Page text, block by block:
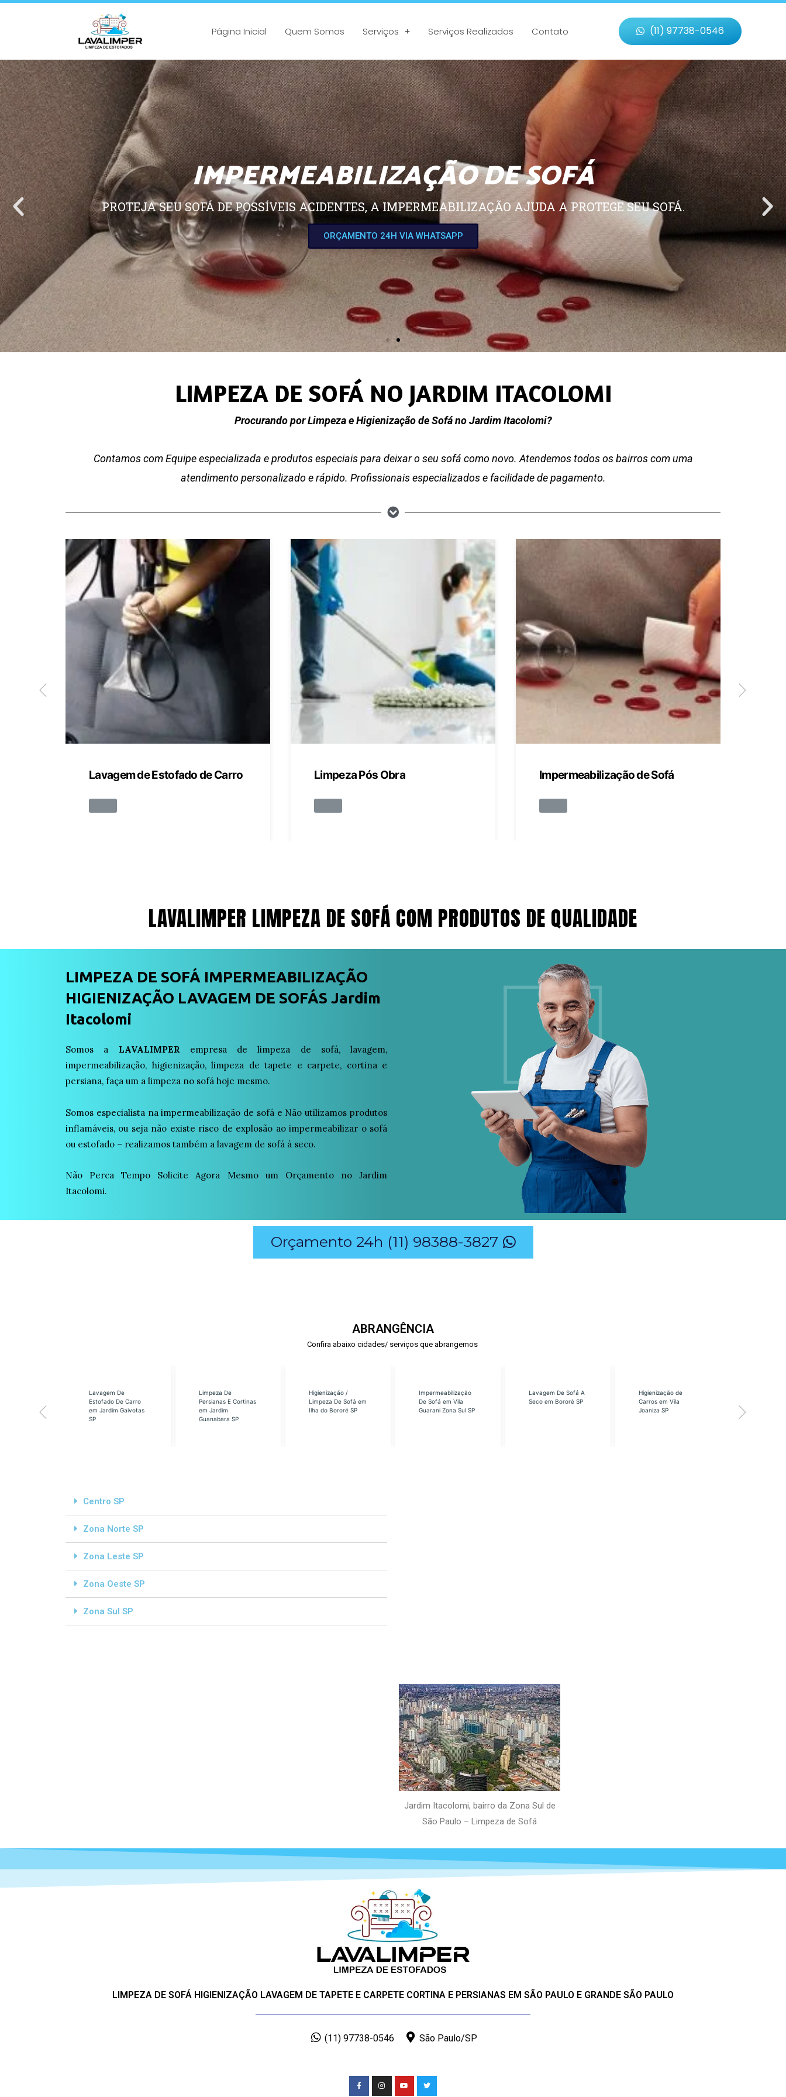
Página Inicial Quem Somos Serviços Serviços Realizados Contato (11) 97738-0546
IMPERMEABILIZAÇÃO DE SOFÁ
PROTEJA SEU SOFÁ DE POSSÍVEIS ACIDENTES, A IMPERMEABILIZAÇÃO AJUDA A PROTEGE SEU SOFÁ.
ORÇAMENTO 24H VIA WHATSAPP
LIMPEZA DE SOFÁ NO JARDIM ITACOLOMI
Procurando por Limpeza e Higienização de Sofá no Jardim Itacolomi?
Contamos com Equipe especializada e produtos especiais para deixar o seu sofá como novo. Atendemos todos os bairros com uma
atendimento personalizado e rápido. Profissionais especializados e facilidade de pagamento.
Lavagem de Estofado de Carro Limpeza Pós Obra Impermeabilização de Sofá
LAVALIMPER LIMPEZA DE SOFÁ COM PRODUTOS DE QUALIDADE
LIMPEZA DE SOFÁ IMPERMEABILIZAÇÃO
HIGIENIZAÇÃO LAVAGEM DE SOFÁS Jardim
Itacolomi
Somos a LAVALIMPER empresa de limpeza de sofá, lavagem,
impermeabilização, higienização, limpeza de tapete e carpete, cortina e
persiana, faça um a limpeza no sofá hoje mesmo.
Somos especialista na impermeabilização de sofá e Não utilizamos produtos
inflamáveis, ou seja não existe risco de explosão ao impermeabilizar o sofá
ou estofado – realizamos também a lavagem de sofá à seco.
Não Perca Tempo Solicite Agora Mesmo um Orçamento no Jardim
Itacolomi.
Orçamento 24h (11) 98388-3827
ABRANGÊNCIA
Confira abaixo cidades/ serviços que abrangemos
Lavagem De
Estofado De Carro
em Jardim Gaivotas
SP
Limpeza De
Persianas E Cortinas
em Jardim
Guanabara SP
Higienização /
Limpeza De Sofá em
Ilha do Bororé SP
Impermeabilização
De Sofá em Vila
Guarani Zona Sul SP
Lavagem De Sofá A
Seco em Bororé SP
Higienização de
Carros em Vila
Joaniza SP
Centro SP
Zona Norte SP
Zona Leste SP
Zona Oeste SP
Zona Sul SP
Jardim Itacolomi, bairro da Zona Sul de
São Paulo – Limpeza de Sofá
LIMPEZA DE SOFÁ HIGIENIZAÇÃO LAVAGEM DE TAPETE E CARPETE CORTINA E PERSIANAS EM SÃO PAULO E GRANDE SÃO PAULO
(11) 97738-0546 São Paulo/SP